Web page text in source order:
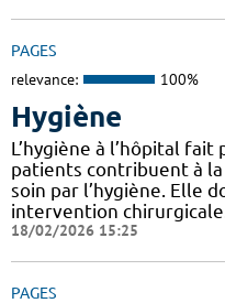
PAGES
relevance: 100%
Hygiène
L’hygiène à l’hôpital
patients contribuent à
soin par l’hygiène. Elle
intervention
18/02/2026 15:25
PAGES